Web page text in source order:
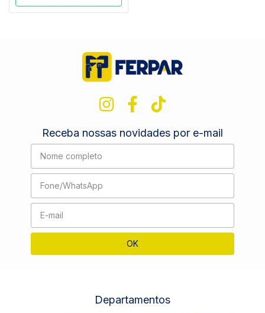
Receba nossas novidades por e-mail
Departamentos